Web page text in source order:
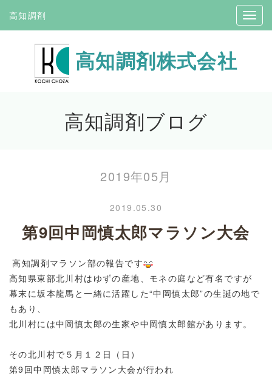
高知調剤
高知調剤株式会社
高知調剤ブログ
2019年05月
2019.05.30
第9回中岡慎太郎マラソン大会
高知調剤マラソン部の報告です
高知県東部北川村はゆずの産地、モネの庭など有名ですが
幕末に坂本龍馬と一緒に活躍した“中岡慎太郎”の生誕の地で
もあり、
北川村には中岡慎太郎の生家や中岡慎太郎館があります。
その北川村で５月１２日（日）
第9回中岡慎太郎マラソン大会が行われ